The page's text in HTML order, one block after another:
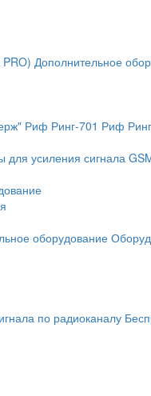
Дополнительное
Риф Ринг-701 Риф
для усиления сигнала
оборудование
по радиоканалу